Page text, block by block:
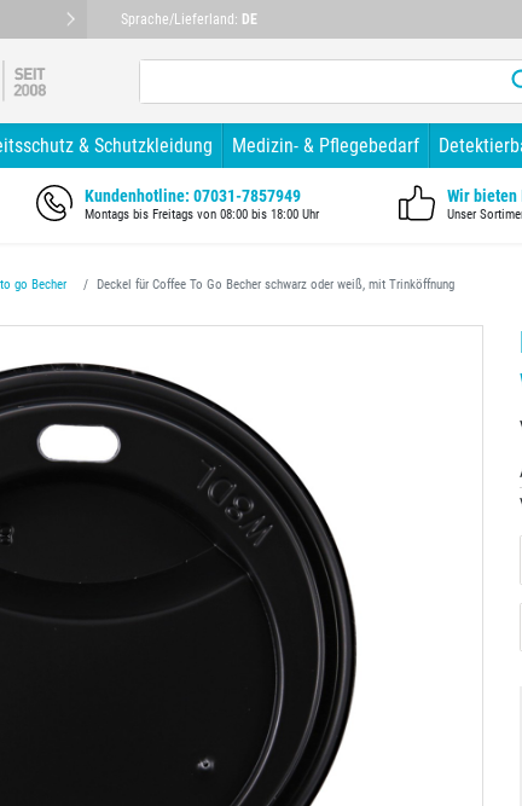
Sprache/Lieferland: DE
Mehr als 10 Jahre Branchenerfahrung
& Schutzkleidung Medizin- & Pflegebedarf
Kundenhotline: 07031-7857949
Montags bis Freitags von 08:00 bis 18:00 Uhr
Wir
Unser
go Becher Deckel für Coffee To Go Becher schwarz oder weiß, mit Trinköffnung